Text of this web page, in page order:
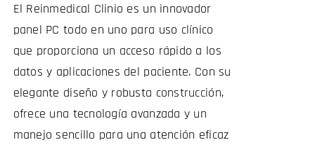
El Reinmedical Clinio es un innovador
panel PC todo en uno para uso clínico
que proporciona un acceso rápido a los
datos y aplicaciones del paciente. Con su
elegante diseño y robusta construcción,
ofrece una tecnología avanzada y un
manejo sencillo para una atención eficaz